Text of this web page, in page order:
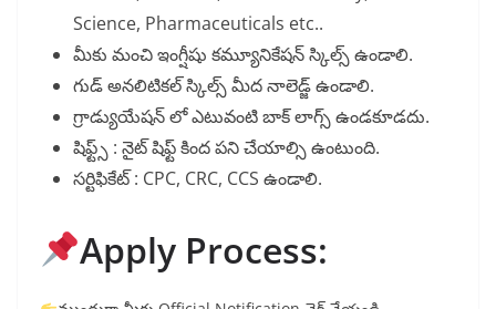
Science, Pharmaceuticals etc..
మీకు మంచి ఇంగ్షీషు కమ్యూనికేషన్ స్కిల్స్ ఉండాలి.
గుడ్ అనలిటికల్ స్కిల్స్ మీద నాలెడ్జ్ ఉండాలి.
గ్రాడ్యుయేషన్ లో ఎటువంటి బాక్ లాగ్స్ ఉండకూడదు.
షిఫ్ట్స్ : నైట్ షిఫ్ట్ కింద పని చేయాల్సి ఉంటుంది.
సర్టిఫికేట్ : CPC, CRC, CCS ఉండాలి.
Apply Process: